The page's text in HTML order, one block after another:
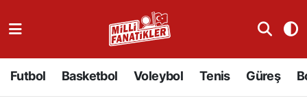
Futbol Basketbol Voleybol Tenis Güreş